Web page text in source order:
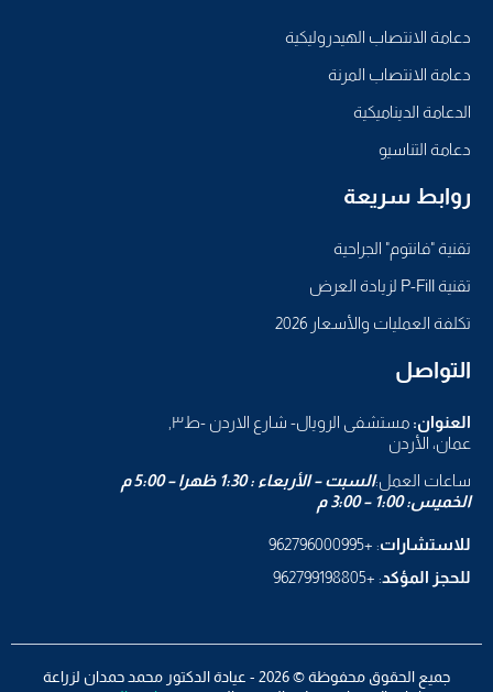
دعامة الانتصاب الهيدروليكية
دعامة الانتصاب المرنة
الدعامة الديناميكية
دعامة التناسيو
روابط سريعة
تقنية "فانتوم" الجراحية
تقنية P-Fill لزيادة العرض
تكلفة العمليات والأسعار 2026
التواصل
العنوان: مستشفى الرويال- شارع الاردن -ط٣,
عمان، الأردن
ساعات العمل:السبت – الأربعاء : 1:30 ظهرا – 5:00 م
الخميس: 1:00 – 3:00 م
للاستشارات: +962796000995
للحجز المؤكد: +962799198805
جميع الحقوق محفوظة © 2026 - عيادة الدكتور محمد حمدان لزراعة